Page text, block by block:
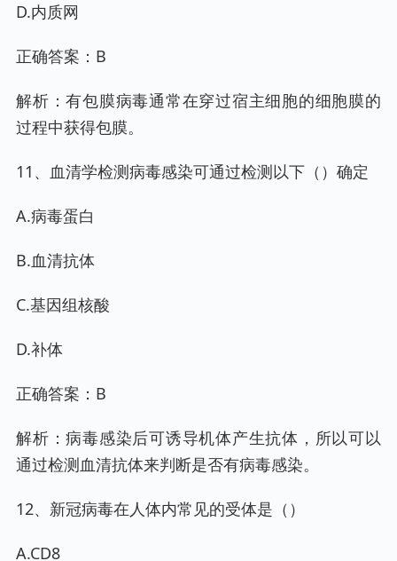
D.内质网
正确答案：B
解析：有包膜病毒通常在穿过宿主细胞的细胞膜的
过程中获得包膜。
11、血清学检测病毒感染可通过检测以下（）确定
A.病毒蛋白
B.血清抗体
C.基因组核酸
D.补体
正确答案：B
解析：病毒感染后可诱导机体产生抗体，所以可以
通过检测血清抗体来判断是否有病毒感染。
12、新冠病毒在人体内常见的受体是（）
A.CD8